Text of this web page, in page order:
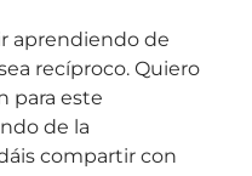
aprendiendo de
recíproco. Quiero
para este
de la
compartir con